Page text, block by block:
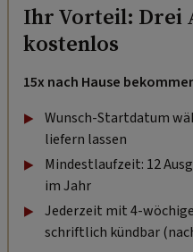
Ihr Vorteil: Drei
kostenlos
15x nach Hause
Wunsch-Startdatum
liefern lassen
Mindestlaufzeit: 12
im Jahr
Jederzeit mit 4-
schriftlich kündbar